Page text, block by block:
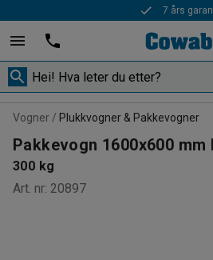
7 års
Vogner Plukkvogner & Pakkevogner
Pakkevogn 1600x600 mm
300 kg
Art. nr: 20897